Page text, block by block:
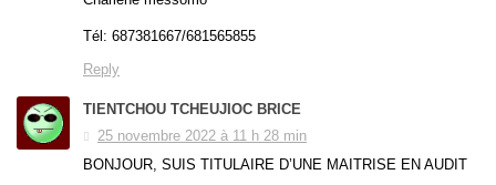
Tél: 687381667/681565855
Reply
TIENTCHOU TCHEUJIOC BRICE
25 novembre 2022 à 11 h 28 min
BONJOUR, SUIS TITULAIRE D’UNE MAITRISE EN AUDIT